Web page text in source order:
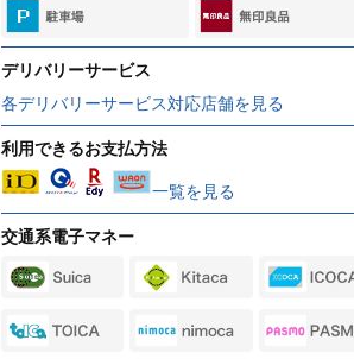
デリバリーサービス
各デリバリーサービス対応店舗を見る
利用できるお支払方法
一覧を見る
交通系電子マネー